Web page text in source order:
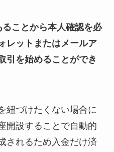
ことから本人確認を必
レットまたはメールア
引を始めることができ
紐づけたくない場合に
開設することで自動的
されるため入金だけ済